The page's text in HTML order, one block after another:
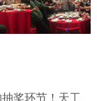
奖环节！天工